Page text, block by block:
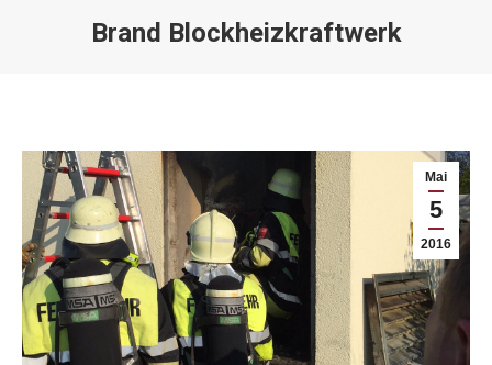
Brand Blockheizkraftwerk
Mai
5
2016